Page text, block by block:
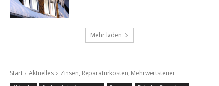
Mehr laden